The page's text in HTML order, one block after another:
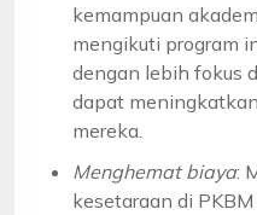
kemampuan
mengikuti program
dengan lebih fokus
dapat
mereka.
Menghemat biaya:
kesetaraan di